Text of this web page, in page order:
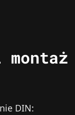
DIN: